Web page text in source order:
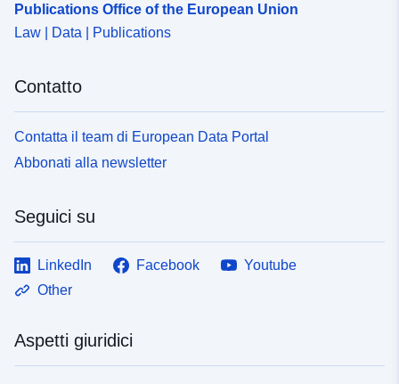
Publications Office of the European Union
Law | Data | Publications
Contatto
Contatta il team di European Data Portal
Abbonati alla newsletter
Seguici su
LinkedIn Facebook
Youtube
Other
Aspetti giuridici